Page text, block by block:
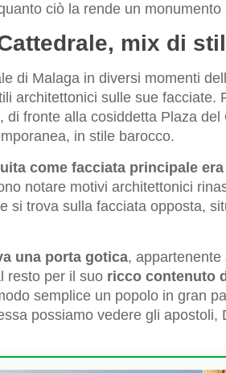
ciò la rende un monumento
mix di
di Malaga in diversi momenti
architettonici sulle sue facciate.
di fronte alla cosiddetta Plaza
in stile barocco.
come facciata principale
notare motivi architettonici
si trova sulla facciata opposta,
una porta gotica,
resto per il suo ricco contenuto
semplice un popolo in gran
possiamo vedere gli apostoli,